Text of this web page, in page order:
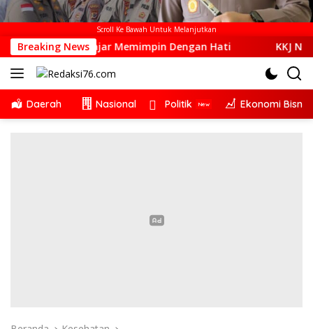
Scroll Ke Bawah Untuk Melanjutkan
Breaking News
Belajar Memimpin Dengan Hati KKJ NTT dan
Daerah Nasional Politik Ekonomi Bisnis